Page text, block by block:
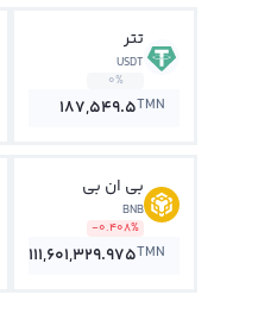
تتر
USDT
0%
187,549.5TMN
بی ان بی
BNB
-0.408%
111,601,329.975TMN